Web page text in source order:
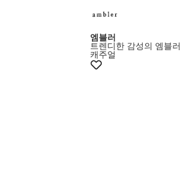
엠블러
트렌디한 감성의 엠블러
캐주얼